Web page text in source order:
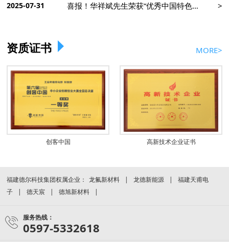
2025-07-31 喜报！华祥斌先生荣获“优秀中国特色社会主义事业建设者”称号，全国仅授奖百名
资质证书 MORE>
创客中国 高新技术企业证书
福建德尔科技集团权属企业： 龙氟新材料 龙德新能源
福建天甫电
子
德天宸 德旭新材料
服务热线：
0597-5332618